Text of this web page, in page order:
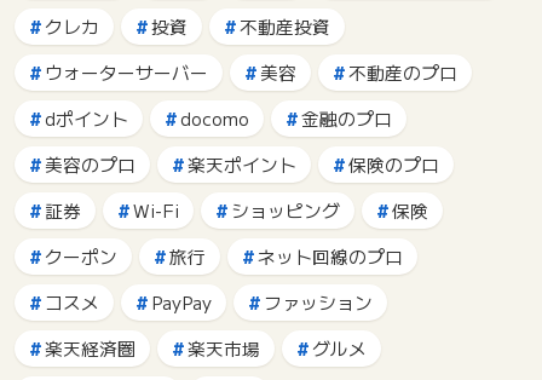
クレカ
投資
不動産投資
ウォーターサーバー
美容
不動産のプロ
dポイント
docomo
金融のプロ
美容のプロ
楽天ポイント
保険のプロ
証券
Wi-Fi ショッピング
保険
クーポン
旅行
ネット回線のプロ
コスメ
PayPay
ファッション
楽天経済圏
楽天市場
グルメ